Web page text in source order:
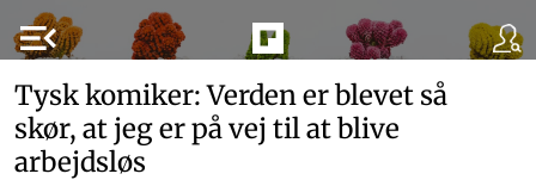
menu_open
Tysk komiker: Verden er blevet så
skør, at jeg er på vej til at blive
arbejdsløs